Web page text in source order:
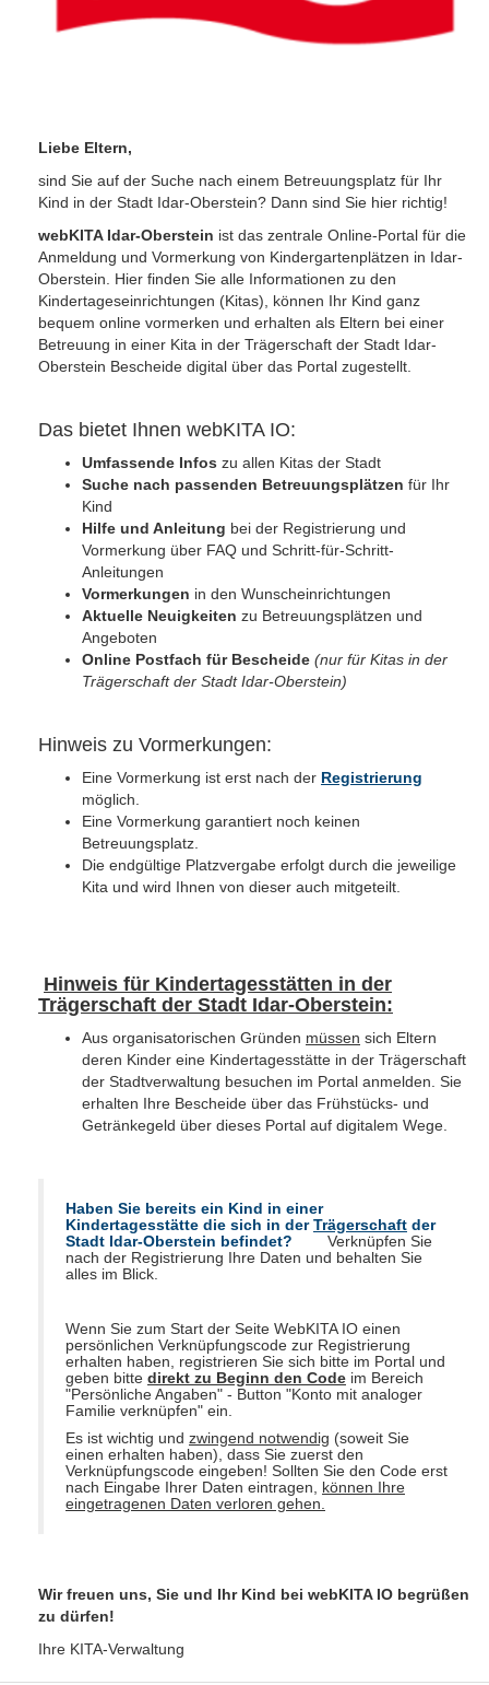
Liebe Eltern,
sind Sie auf der Suche nach einem Betreuungsplatz für Ihr
Kind in der Stadt Idar-Oberstein? Dann sind Sie hier richtig!
webKITA Idar-Oberstein ist das zentrale Online-Portal für die
Anmeldung und Vormerkung von Kindergartenplätzen in Idar-
Oberstein. Hier finden Sie alle Informationen zu den
Kindertageseinrichtungen (Kitas), können Ihr Kind ganz
bequem online vormerken und erhalten als Eltern bei einer
Betreuung in einer Kita in der Trägerschaft der Stadt Idar-
Oberstein Bescheide digital über das Portal zugestellt.
Das bietet Ihnen webKITA IO:
Umfassende Infos zu allen Kitas der Stadt
Suche nach passenden Betreuungsplätzen für Ihr
Kind
Hilfe und Anleitung bei der Registrierung und
Vormerkung über FAQ und Schritt-für-Schritt-
Anleitungen
Vormerkungen in den Wunscheinrichtungen
Aktuelle Neuigkeiten zu Betreuungsplätzen und
Angeboten
Online Postfach für Bescheide (nur für Kitas in der
Trägerschaft der Stadt Idar-Oberstein)
Hinweis zu Vormerkungen:
Eine Vormerkung ist erst nach der Registrierung
möglich.
Eine Vormerkung garantiert noch keinen
Betreuungsplatz.
Die endgültige Platzvergabe erfolgt durch die jeweilige
Kita und wird Ihnen von dieser auch mitgeteilt.
Hinweis für Kindertagesstätten in der
Trägerschaft der Stadt Idar-Oberstein:
Aus organisatorischen Gründen müssen sich Eltern
deren Kinder eine Kindertagesstätte in der Trägerschaft
der Stadtverwaltung besuchen im Portal anmelden. Sie
erhalten Ihre Bescheide über das Frühstücks- und
Getränkegeld über dieses Portal auf digitalem Wege.
Haben Sie bereits ein Kind in einer
Kindertagesstätte die sich in derTrägerschaft der
Stadt Idar-Oberstein befindet? Verknüpfen Sie
nach der Registrierung Ihre Daten und behalten Sie
alles im Blick.
Wenn Sie zum Start der Seite WebKITA IO einen
persönlichen Verknüpfungscode zur Registrierung
erhalten haben, registrieren Sie sich bitte im Portal und
geben bitte direkt zu Beginn den Code im Bereich
"Persönliche Angaben" - Button "Konto mit analoger
Familie verknüpfen" ein.
Es ist wichtig und zwingend notwendig (soweit Sie
einen erhalten haben), dass Sie zuerst den
Verknüpfungscode eingeben! Sollten Sie den Code erst
nach Eingabe Ihrer Daten eintragen, können Ihre
eingetragenen Daten verloren gehen.
Wir freuen uns, Sie und Ihr Kind bei webKITA IO begrüßen
zu dürfen!
Ihre KITA-Verwaltung